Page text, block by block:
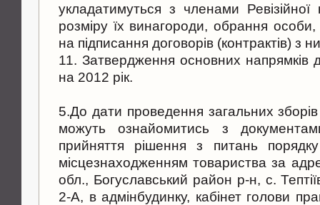
укладатимуться з членами Ревізійної
розміру їх винагороди, обрання
на підписання договорів (контрактів) з
11. Затвердження основних напрямків
на 2012 рік.
5.До дати проведення загальних
можуть ознайомитись з
прийняття рішення з питань
місцезнаходженням товариства за
обл., Богуславський район р-н, с.
2-А, в адмінбудинку, кабінет голови